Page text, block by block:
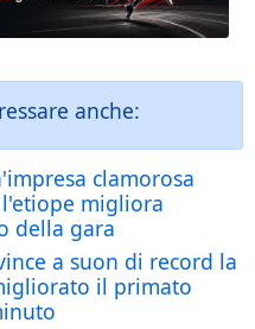
anche:
clamorosa
migliora
della gara
a suon di record la
il primato